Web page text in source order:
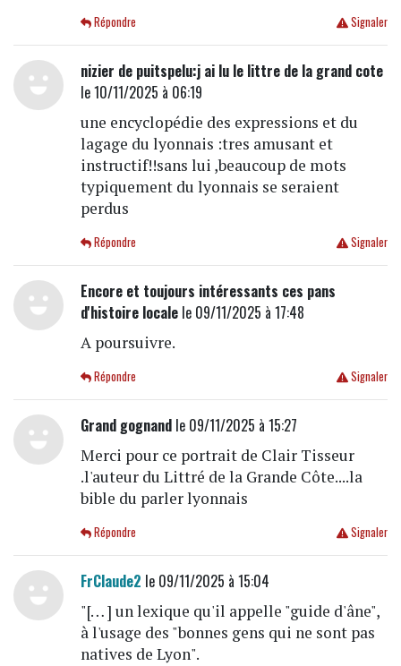
Signaler
Répondre
nizier de puitspelu:j ai lu le littre de la grand cote
le 10/11/2025 à 06:19
une encyclopédie des expressions et du
lagage du lyonnais :tres amusant et
instructif!!sans lui ,beaucoup de mots
typiquement du lyonnais se seraient
perdus
Signaler
Répondre
Encore et toujours intéressants ces pans
d'histoire localele 09/11/2025 à 17:48
A poursuivre.
Signaler
Répondre
Grand gognandle 09/11/2025 à 15:27
Merci pour ce portrait de Clair Tisseur
.l'auteur du Littré de la Grande Côte....la
bible du parler lyonnais
Signaler
Répondre
FrClaude2 le 09/11/2025 à 15:04
"[… ] un lexique qu'il appelle "guide d'âne",
à l'usage des "bonnes gens qui ne sont pas
natives de Lyon".